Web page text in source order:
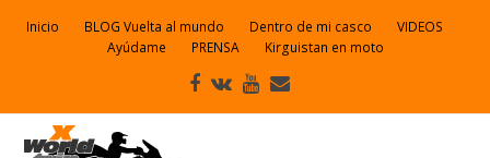
Inicio BLOG Vuelta al mundo Dentro de mi casco
VIDEOS
Ayúdame
PRENSA Kirguistan en moto
Facebook
VK Youtube
electrónico